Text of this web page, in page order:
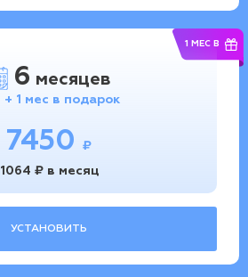
1 МЕС В
6 месяцев
+ 1 мес в подарок
7450
₽
1064 ₽ в месяц
УСТАНОВИТЬ